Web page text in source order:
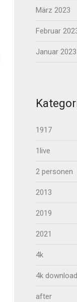
März 2023
Februar
Januar 2023
1917
1live
2 personen
2013
2019
2021
4k
4k
after